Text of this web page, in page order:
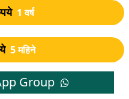
1 वर्ष
5 महिने
Group